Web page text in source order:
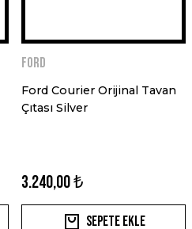
Ford
Ford Courier Orijinal Tavan
Çıtası Silver
3.240,00 ₺
Sepete Ekle